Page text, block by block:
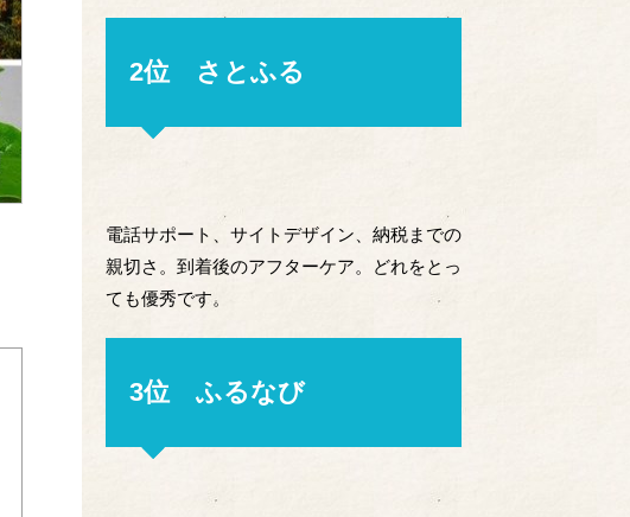
2位 さとふる
電話サポート、サイトデザイン、納税までの
親切さ。到着後のアフターケア。どれをとっ
ても優秀です。
3位 ふるなび